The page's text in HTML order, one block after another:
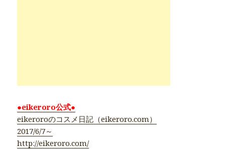
eikeroroのコスメ日記（eikeroro.com）
2017/6/7～
http://eikeroro.com/